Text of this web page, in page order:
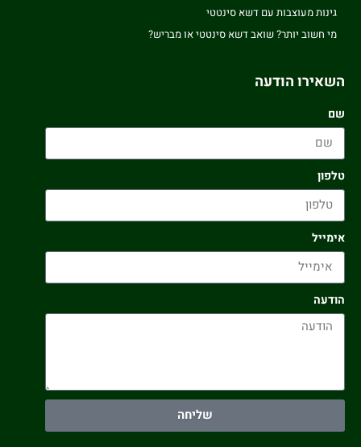
גינות מעוצבות עם דשא סינטטי
מי חשוב יותר? שואב דשא סינטטי או מבריש?
השאירו הודעה
שם
טלפון
אימייל
הודעה
שליחה